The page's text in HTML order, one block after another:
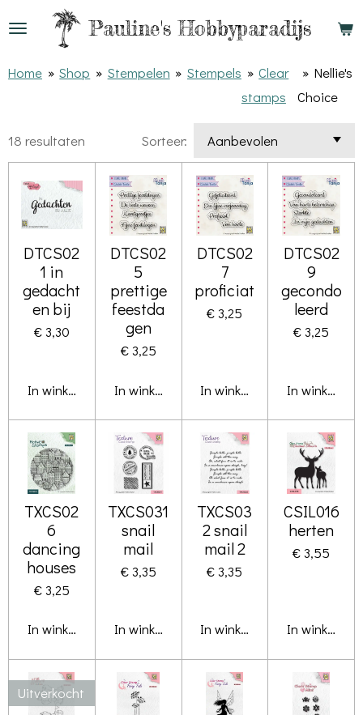
Ga
naar
Pauline'sHobbyparadijs
Home » Shop » Stempelen » Stempels » Clear
stamps
» Nellie's
Choice
18 resultaten Sorteer:
DTCS02
1 in
gedacht
en bij
€ 3,30
In winkelwagen
DTCS02
5
prettige
feestda
gen
€ 3,25
In winkelwagen
DTCS02
7
proficiat
€ 3,25
In winkelwagen
DTCS02
9
gecondo
leerd
€ 3,25
In
TXCS02
6
dancing
houses
€ 3,25
In winkelwagen
TXCS031
snail
mail
€ 3,35
In winkelwagen
TXCS03
2 snail
mail 2
€ 3,35
In winkelwagen
CSIL016
herten
€ 3,55
In
Uitverkocht